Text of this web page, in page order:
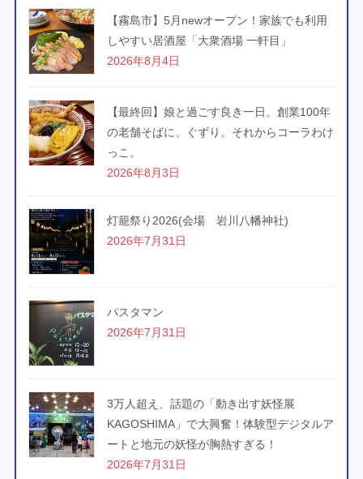
【霧島市】5月newオープン！家族でも利用
しやすい居酒屋「大衆酒場 一軒目」
2026年8月4日
【最終回】娘と過ごす良き一日。創業100年
の老舗そばに、ぐずり。それからコーラわけ
っこ。
2026年8月3日
灯籠祭り2026(会場 岩川八幡神社)
2026年7月31日
パスタマン
2026年7月31日
3万人超え、話題の「動き出す妖怪展
KAGOSHIMA」で大興奮！体験型デジタルア
ートと地元の妖怪が胸熱すぎる！
2026年7月31日